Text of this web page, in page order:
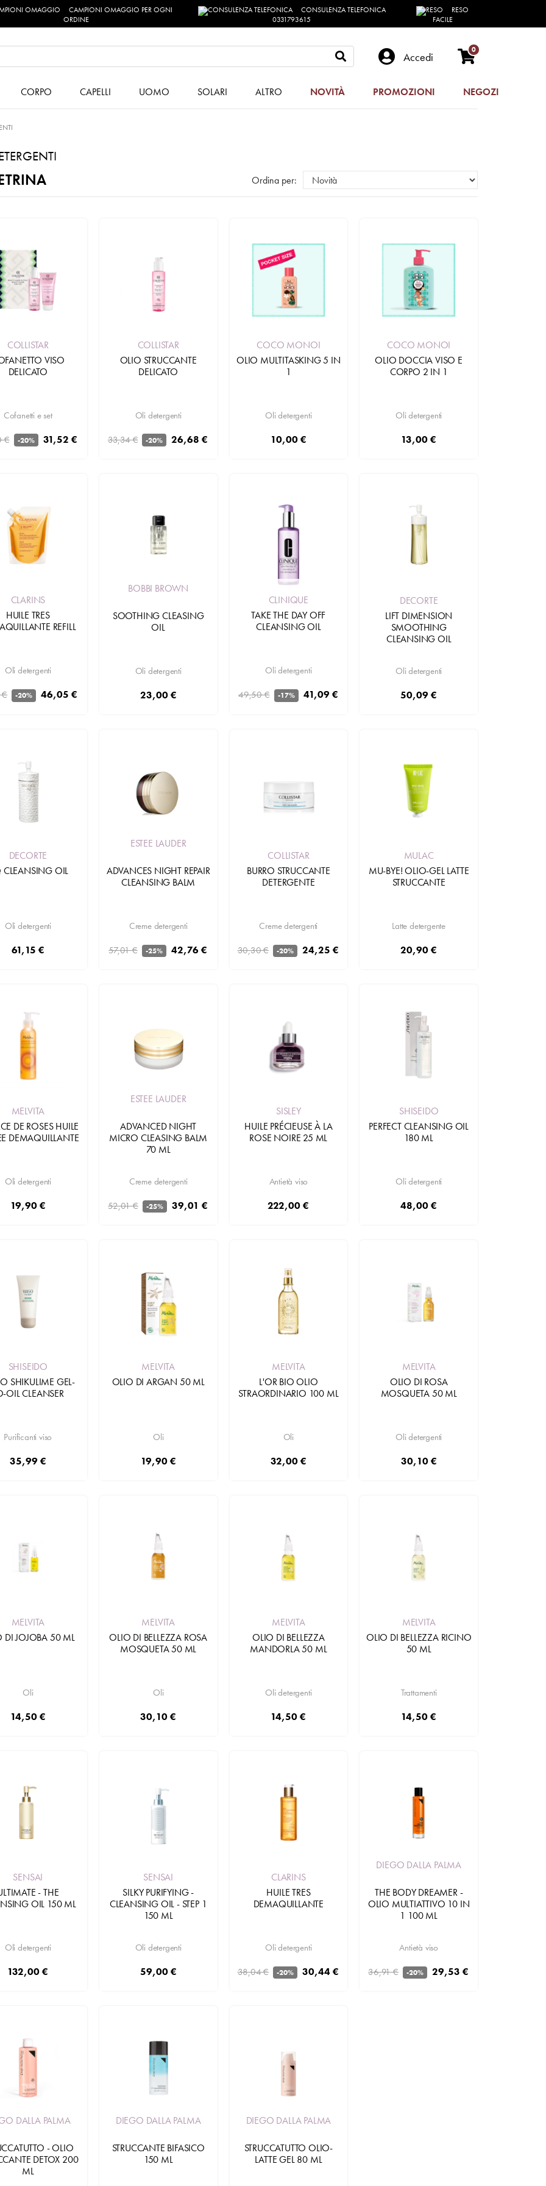
CAMPIONI OMAGGIO PER OGNI
ORDINE
CONSULENZA TELEFONICA
0331793615
RESO
FACILE
Accedi
0
CORPO CAPELLI UOMO SOLARI ALTRO NOVITÀ PROMOZIONI NEGOZI
Ordina per:
COLLISTAR
VISO
DELICATO
Cofanetti e set
€
-20% 31,52 €
COLLISTAR
OLIO STRUCCANTE
DELICATO
Oli detergenti
33,34 €
-20% 26,68 €
COCO MONOI
OLIO MULTITASKING 5 IN
1
Oli detergenti
10,00 €
COCO MONOI
OLIO DOCCIA VISO E
CORPO 2 IN 1
Oli detergenti
13,00 €
CLARINS
HUILE TRES
REFILL
Oli detergenti
€
-20% 46,05 €
BOBBI BROWN
SOOTHING CLEASING
OIL
Oli detergenti
23,00 €
CLINIQUE
TAKE THE DAY OFF
CLEANSING OIL
Oli detergenti
49,50 €
-17% 41,09 €
DECORTE
LIFT DIMENSION
SMOOTHING
CLEANSING OIL
Oli detergenti
50,09 €
DECORTE
OIL
Oli detergenti
61,15 €
ESTEE LAUDER
ADVANCES NIGHT REPAIR
CLEANSING BALM
Creme detergenti
57,01 €
-25% 42,76 €
COLLISTAR
BURRO STRUCCANTE
DETERGENTE
Creme detergenti
30,30 €
-20% 24,25 €
MULAC
MU-BYE! OLIO-GEL LATTE
STRUCCANTE
Latte detergente
20,90 €
MELVITA
DE ROSES HUILE
DEMAQUILLANTE
Oli detergenti
19,90 €
ESTEE LAUDER
ADVANCED NIGHT
MICRO CLEASING BALM
70 ML
Creme detergenti
52,01 €
-25% 39,01 €
SISLEY
HUILE PRÉCIEUSE À LA
ROSE NOIRE 25 ML
Antietà viso
222,00 €
SHISEIDO
PERFECT CLEANSING OIL
180 ML
Oli detergenti
48,00 €
SHISEIDO
SHIKULIME GEL-
OIL CLEANSER
Purificanti viso
35,99 €
MELVITA
OLIO DI ARGAN 50 ML
Oli
19,90 €
MELVITA
L'OR BIO OLIO
STRAORDINARIO 100 ML
Oli
32,00 €
MELVITA
OLIO DI ROSA
MOSQUETA 50 ML
Oli detergenti
30,10 €
MELVITA
DI JOJOBA 50 ML
Oli
14,50 €
MELVITA
OLIO DI BELLEZZA ROSA
MOSQUETA 50 ML
Oli
30,10 €
MELVITA
OLIO DI BELLEZZA
MANDORLA 50 ML
Oli detergenti
14,50 €
MELVITA
OLIO DI BELLEZZA RICINO
50 ML
Trattamenti
14,50 €
SENSAI
- THE
OIL 150 ML
Oli detergenti
132,00 €
SENSAI
SILKY PURIFYING -
CLEANSING OIL - STEP 1
150 ML
Oli detergenti
59,00 €
CLARINS
HUILE TRES
DEMAQUILLANTE
Oli detergenti
38,04 €
-20% 30,44 €
DIEGO DALLA PALMA
THE BODY DREAMER -
OLIO MULTIATTIVO 10 IN
1 100 ML
Antietà viso
36,91 €
-20% 29,53 €
DALLA PALMA
- OLIO
DETOX 200
ML
DIEGO DALLA PALMA
STRUCCANTE BIFASICO
150 ML
DIEGO DALLA PALMA
STRUCCATUTTO OLIO-
LATTE GEL 80 ML